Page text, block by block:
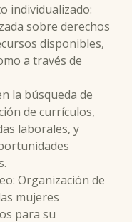
individualizado:
sobre derechos
disponibles,
a través de
la búsqueda de
de currículos,
laborales, y
Organización de
mujeres
para su